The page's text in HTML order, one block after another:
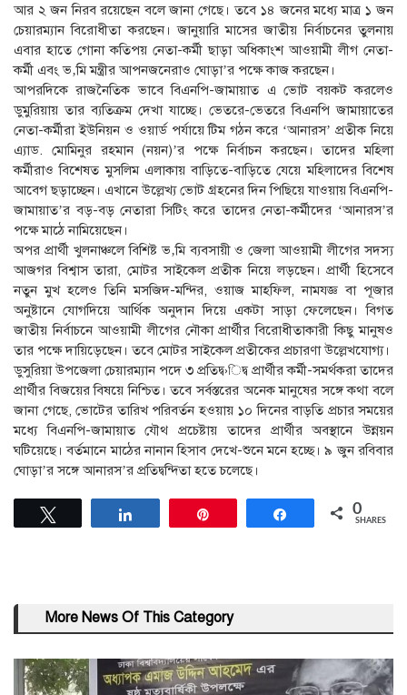
আর ২ জন নিরব রয়েছেন বলে জানা গেছে। তবে ১৪ জনের মধ্যে মাত্র ১ জন
চেয়ারম্যান বিরোধীতা করছেন। জানুয়ারি মাসের জাতীয় নির্বাচনের তুলনায়
এবার হাতে গোনা কতিপয় নেতা-কর্মী ছাড়া অধিকাংশ আওয়ামী লীগ নেতা-
কর্মী এবং ভ‚মি মন্ত্রীর আপনজনেরাও ঘোড়া’র পক্ষে কাজ করছেন।
আপরদিকে রাজনৈতিক ভাবে বিএনপি-জামায়াত এ ভোট বয়কট করলেও
ডুমুরিয়ায় তার ব্যতিক্রম দেখা যাচ্ছে। ভেতরে-ভেতরে বিএনপি জামায়াতের
নেতা-কর্মীরা ইউনিয়ন ও ওয়ার্ড পর্যায়ে টিম গঠন করে ‘আনারস’ প্রতীক নিয়ে
এ্যাড. মোমিনুর রহমান (নয়ন)’র পক্ষে নির্বাচন করছেন। তাদের মহিলা
কর্মীরাও বিশেষত মুসলিম এলাকায় বাড়িতে-বাড়িতে যেয়ে মহিলাদের বিশেষ
আবেগ ছড়াচ্ছেন। এখানে উল্লেখ্য ভোট গ্রহনের দিন পিছিয়ে যাওয়ায় বিএনপি-
জামায়াত’র বড়-বড় নেতারা সিটিং করে তাদের নেতা-কর্মীদের ‘আনারস’র
পক্ষে মাঠে নামিয়েছেন।
অপর প্রার্থী খুলনাঞ্চলে বিশিষ্ট ভ‚মি ব্যবসায়ী ও জেলা আওয়ামী লীগের সদস্য
আজগর বিশ্বাস তারা, মোটর সাইকেল প্রতীক নিয়ে লড়ছেন। প্রার্থী হিসেবে
নতুন মুখ হলেও তিনি মসজিদ-মন্দির, ওয়াজ মাহফিল, নামযজ্ঞ বা পূজার
অনুষ্টানে যোগদিয়ে আর্থিক অনুদান দিয়ে একটা সাড়া ফেলেছেন। বিগত
জাতীয় নির্বাচনে আওয়ামী লীগের নৌকা প্রার্থীর বিরোধীতাকারী কিছু মানুষও
তার পক্ষে দায়িড়েছেন। তবে মোটর সাইকেল প্রতীকের প্রচারণা উল্লেখযোগ্য।
ডুসুরিয়া উপজেলা চেয়ারম্যান পদে ৩ প্রতিদ্ব›িদ্ব প্রার্থীর কর্মী-সমর্থকরা তাদের
প্রার্থীর বিজয়ের বিষয়ে নিশ্চিত। তবে সর্বস্তরের অনেক মানুষের সঙ্গে কথা বলে
জানা গেছে, ভোটের তারিখ পরিবর্তন হওয়ায় ১০ দিনের বাড়তি প্রচার সময়ের
মধ্যে বিএনপি-জামায়াত যৌথ প্রচেষ্টায় তাদের প্রার্থীর অবস্থানে উন্নয়ন
ঘটিয়েছে। বর্তমানে মাঠের নানান হিসাব দেখে-শুনে মনে হচ্ছে। ৯ জুন রবিবার
ঘোড়া’র সঙ্গে আনারস’র প্রতিদ্বন্দিতা হতে চলেছে।
Share 0
SHARES
More News Of This Category